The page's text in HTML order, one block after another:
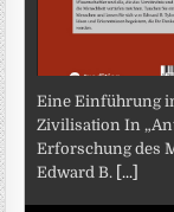
Eine Einführung
Zivilisation In
Erforschung des
Edward B. [...]